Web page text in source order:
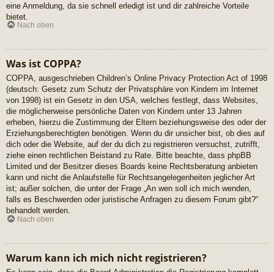
eine Anmeldung, da sie schnell erledigt ist und dir zahlreiche Vorteile
bietet.
Nach oben
Was ist COPPA?
COPPA, ausgeschrieben Children’s Online Privacy Protection Act of 1998
(deutsch: Gesetz zum Schutz der Privatsphäre von Kindern im Internet
von 1998) ist ein Gesetz in den USA, welches festlegt, dass Websites,
die möglicherweise persönliche Daten von Kindern unter 13 Jahren
erheben, hierzu die Zustimmung der Eltern beziehungsweise des oder der
Erziehungsberechtigten benötigen. Wenn du dir unsicher bist, ob dies auf
dich oder die Website, auf der du dich zu registrieren versuchst, zutrifft,
ziehe einen rechtlichen Beistand zu Rate. Bitte beachte, dass phpBB
Limited und der Besitzer dieses Boards keine Rechtsberatung anbieten
kann und nicht die Anlaufstelle für Rechtsangelegenheiten jeglicher Art
ist; außer solchen, die unter der Frage „An wen soll ich mich wenden,
falls es Beschwerden oder juristische Anfragen zu diesem Forum gibt?“
behandelt werden.
Nach oben
Warum kann ich mich nicht registrieren?